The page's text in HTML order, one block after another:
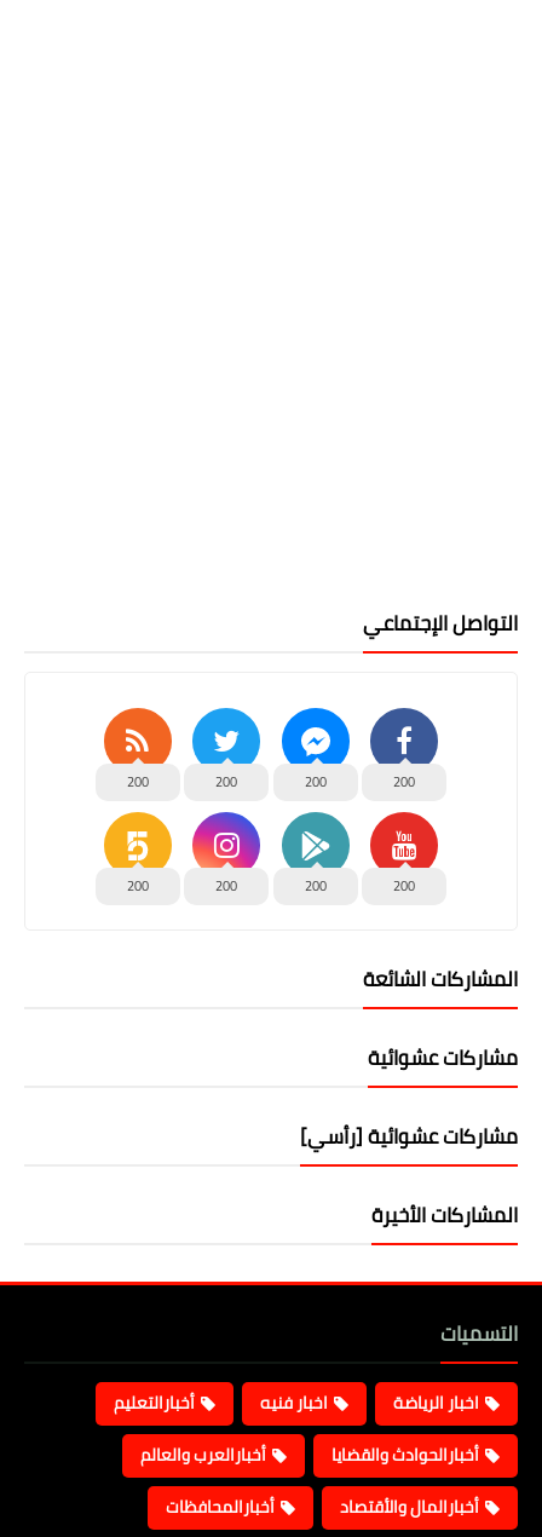
التواصل الإجتماعي
200
200
200
200
200
200
200
200
المشاركات الشائعة
مشاركات عشوائية
مشاركات عشوائية [رأسي]
المشاركات الأخيرة
التسميات
اخبار الرياضة اخبار فنيه
أخبارالتعليم
أخبارالحوادث والقضايا
أخبارالعرب والعالم
أخبارالمال والأقتصاد
أخبارالمحافظات